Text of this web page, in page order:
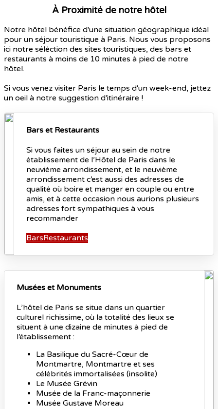
À Proximité de notre hôtel
Notre hôtel bénéfice d'une situation géographique idéal
pour un séjour touristique à Paris. Nous vous proposons
ici notre séléction des sites touristiques, des bars et
restaurants à moins de 10 minutes à pied de notre
hôtel.
Si vous venez visiter Paris le temps d'un week-end, jettez
un oeil à notre suggestion d'itinéraire !
Bars et Restaurants
Si vous faites un séjour au sein de notre
établissement de l’Hôtel de Paris dans le
neuvième arrondissement, et le neuvième
arrondissement c’est aussi des adresses de
qualité où boire et manger en couple ou entre
amis, et à cette occasion nous aurions plusieurs
adresses fort sympathiques à vous
recommander
BarsRestaurants
Musées et Monuments
L’hôtel de Paris se situe dans un quartier
culturel richissime, où la totalité des lieux se
situent à une dizaine de minutes à pied de
l’établissement :
La Basilique du Sacré-Cœur de
Montmartre, Montmartre et ses
célébrités immortalisées (insolite)
Le Musée Grévin
Musée de la Franc-maçonnerie
Musée Gustave Moreau